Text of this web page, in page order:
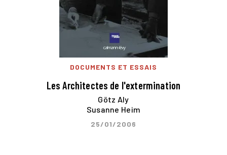
DOCUMENTS ET ESSAIS
Les Architectes de l'extermination
Götz Aly
Susanne Heim
25/01/2006